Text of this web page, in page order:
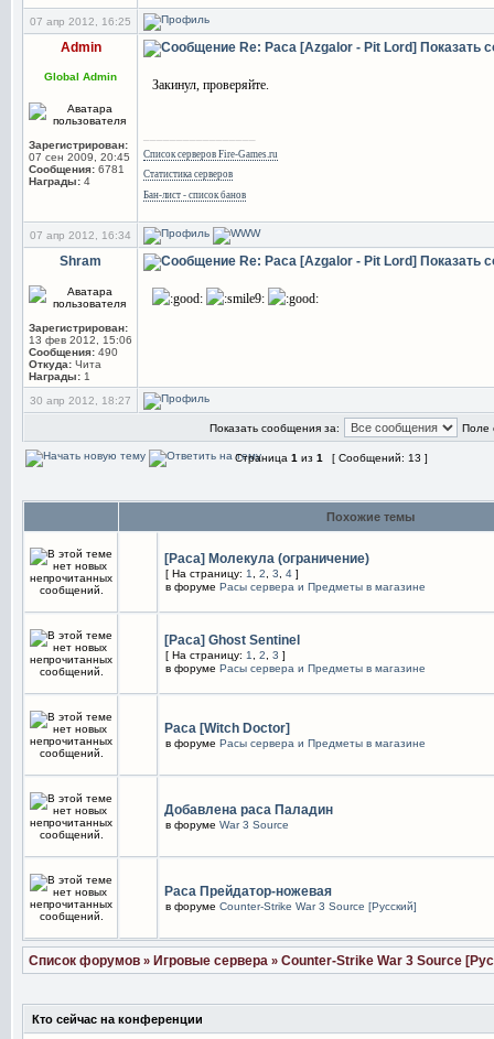
07 апр 2012, 16:25
Admin
Global Admin
Зарегистрирован:
07 сен 2009, 20:45
Сообщения: 6781
Награды: 4
Re: Раса [Azgalor - Pit Lord] Показать
Закинул, проверяйте.
Список серверов Fire-Games.ru
Статистика серверов
Бан-лист - список банов
07 апр 2012, 16:34
Shram
Зарегистрирован:
13 фев 2012, 15:06
Сообщения: 490
Откуда: Чита
Награды: 1
Re: Раса [Azgalor - Pit Lord] Показать
30 апр 2012, 18:27
Показать сообщения за: Поле
Страница 1 из 1 [ Сообщений: 13 ]
Похожие темы
[Раса] Молекула (ограничение)
[ На страницу: 1 2 3 4 ]
в форуме Расы сервера и Предметы в магазине
[Раса] Ghost Sentinel
[ На страницу: 1 2 3 ]
в форуме Расы сервера и Предметы в магазине
Раса [Witch Doctor]
в форуме Расы сервера и Предметы в магазине
Добавлена раса Паладин
в форуме War 3 Source
Раса Прейдатор-ножевая
в форуме Counter-Strike War 3 Source [Русский]
Список форумов » Игровые сервера » Counter-Strike War 3 Source
Кто сейчас на конференции